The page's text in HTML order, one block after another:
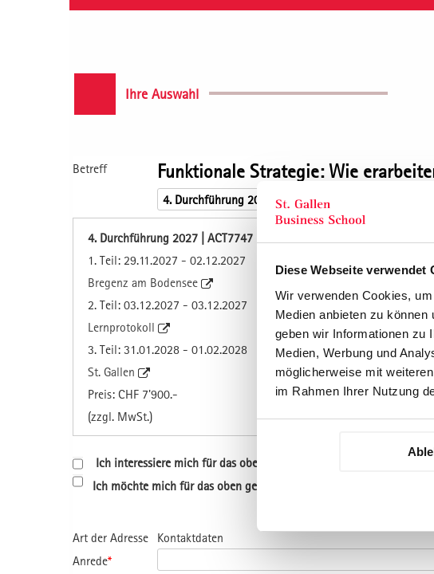
Diese Webseite verwendet
Wir verwenden Cookies,
Medien anbieten zu
geben wir Informationen zu
Medien, Werbung und
möglicherweise mit
im Rahmen Ihrer Nutzung
Ihre Auswahl
Betreff Funktionale Strategie: Wie
4. Durchführung 2027 | ACT7747
1. Teil: 29.11.2027 - 02.12.2027
Bregenz am Bodensee
2. Teil: 03.12.2027 - 03.12.2027
Lernprotokoll
3. Teil: 31.01.2028 - 01.02.2028
St. Gallen
Preis: CHF 7'900.-
(zzgl. MwSt.)
Ich interessiere mich für das oben genannte Programm und bitte
Ich möchte mich für das oben genannte Programm anmelden.
Art der Adresse
Kontaktdaten
Anrede*